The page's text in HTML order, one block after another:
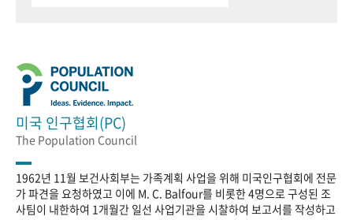
미국 인구협회(PC)
The Population Council
1962년 11월 보건사회부는 가족계획 사업을 위해 미국인구협회에 전문
가 파견을 요청하였고 이에 M. C. Balfour를 비롯한 4명으로 구성된 조
사팀이 내한하여 1개월간 일선 사업기관을 시찰하여 보고서를 작성하고